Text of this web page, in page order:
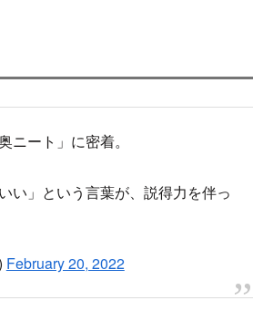
ート」に密着。
い」という言葉が、説得力を伴っ
February 20, 2022